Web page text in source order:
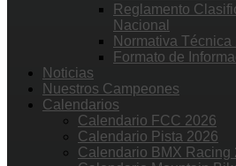
Reglamento
Nacional
Normativa Técnica
Formato de
Noticias
Nuestros Campeones
Calendarios
Calendario FCC 2026
Calendario Pista 2026
Calendario BMX Racing